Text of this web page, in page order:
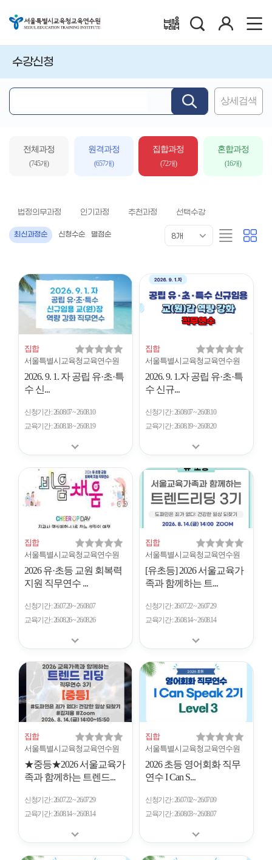
배움누리터
수강신청
심
상세검색
전체과정
(745개)
원격과정
(657개)
집합과정
(72개)
혼합과정
(16개)
법정의무과정 인기과정 추천과정 선택수강
최신과정순 신청수순 별점순
개
8개
리
스
카
드
집합
서울특별시교육청교육연수원
2026. 9. 1. 자 공립 유·초·특
수 신...
신청기간 26.08.07 ~ 26.08.10
교육기간 26.08.18 ~ 26.08.19
집합
서울특별시교육청교육연수원
2026. 9. 1.자 공립 유·초·특
수 신규...
신청기간 26.08.07 ~ 26.08.10
교육기간 26.08.19 ~ 26.08.20
집합
서울특별시교육청교육연수원
2026 유·초등 교원 회복력
지원 직무연수 ...
신청기간 26.07.29 ~ 26.08.07
교육기간 26.08.26 ~ 26.08.26
집합
서울특별시교육청교육연수원
[유초등] 2026 서울교육가
족과 함께하는 트...
신청기간 26.07.22 ~ 26.07.29
교육기간 26.08.14 ~ 26.08.14
집합
서울특별시교육청교육연수원
★중등★2026 서울교육가
족과 함께하는 트렌드...
신청기간 26.07.22 ~ 26.07.29
교육기간 26.08.14 ~ 26.08.14
집합
서울특별시교육청교육연수원
2026 초등 영어회화 직무
연수 I Can S...
신청기간 26.07.02 ~ 26.07.09
교육기간 26.08.03 ~ 26.08.07